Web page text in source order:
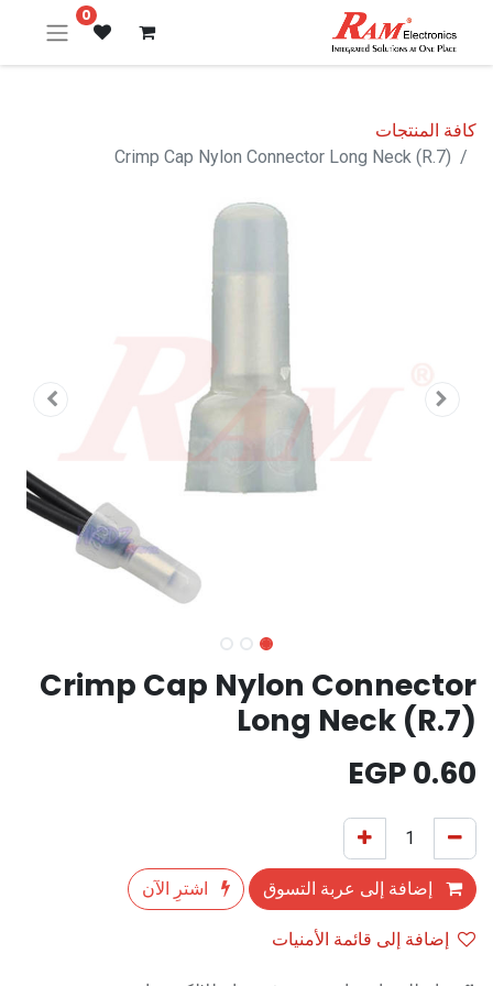
0
كافة المنتجات
Crimp Cap Nylon Connector Long Neck (R.7)
Crimp Cap Nylon Connector
Long Neck (R.7)
0.60
إضافة إلى عربة التسوق
اشترِ الآن
إضافة إلى قائمة الأمنيات